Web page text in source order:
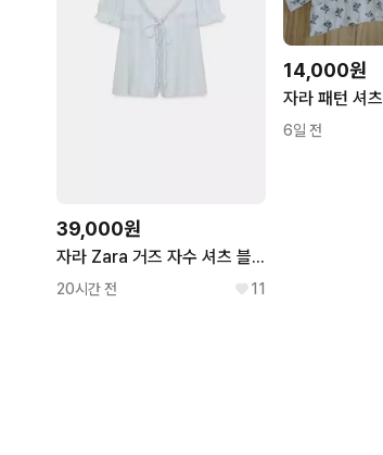
39,000원
자라 Zara 거즈 자수 셔츠 블라우스
20시간 전 11
14,000원
자라 패턴 셔츠
6일 전